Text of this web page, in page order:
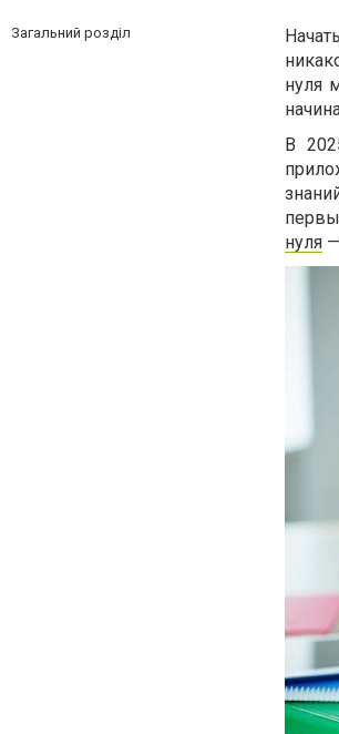
Загальний розділ
нуля
В
нуля